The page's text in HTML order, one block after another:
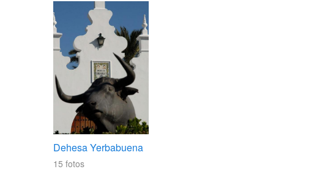
Dehesa Yerbabuena
15 fotos